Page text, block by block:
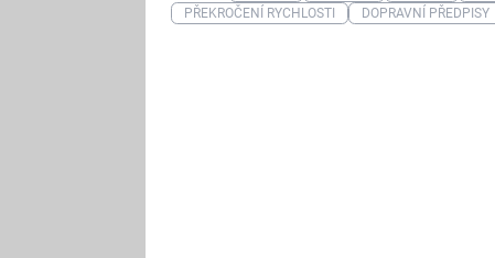
PŘEKROČENÍ RYCHLOSTI
DOPRAVNÍ PŘEDPISY